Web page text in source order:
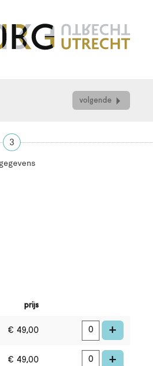
volgende
3
prijs
€ 49,00 +
€ 49,00 +